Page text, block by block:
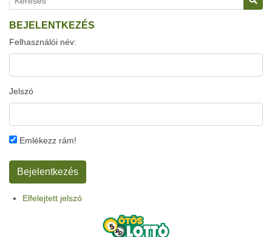
BEJELENTKEZÉS
Felhasználói név:
Jelszó
Emlékezz rám!
Elfelejtett jelszó